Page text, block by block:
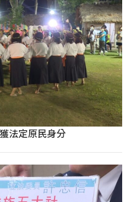
法定原民身分